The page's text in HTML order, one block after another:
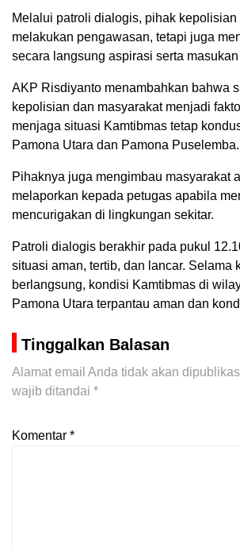
Melalui patroli dialogis, pihak kepolisian
melakukan pengawasan, tetapi juga
secara langsung aspirasi serta
AKP Risdiyanto menambahkan bahwa
kepolisian dan masyarakat menjadi
menjaga situasi Kamtibmas tetap
Pamona Utara dan Pamona Puselemba.
Pihaknya juga mengimbau masyarakat
melaporkan kepada petugas apabila
mencurigakan di lingkungan sekitar.
Patroli dialogis berakhir pada pukul
situasi aman, tertib, dan lancar. Selama
berlangsung, kondisi Kamtibmas di
Pamona Utara terpantau aman dan
Tinggalkan Balasan
Alamat email Anda tidak akan
wajib ditandai *
Komentar *